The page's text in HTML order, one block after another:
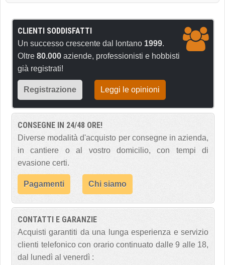
CLIENTI SODDISFATTI
Un successo crescente dal lontano 1999.
Oltre 80.000 aziende, professionisti e hobbisti
già registrati!
Registrazione Leggi le opinioni
CONSEGNE IN 24/48 ORE!
Diverse modalità d'acquisto per consegne in azienda,
in cantiere o al vostro domicilio, con tempi di
evasione certi.
Pagamenti Chi siamo
CONTATTI E GARANZIE
Acquisti garantiti da una lunga esperienza e servizio
clienti telefonico con orario continuato dalle 9 alle 18,
dal lunedì al venerdì :